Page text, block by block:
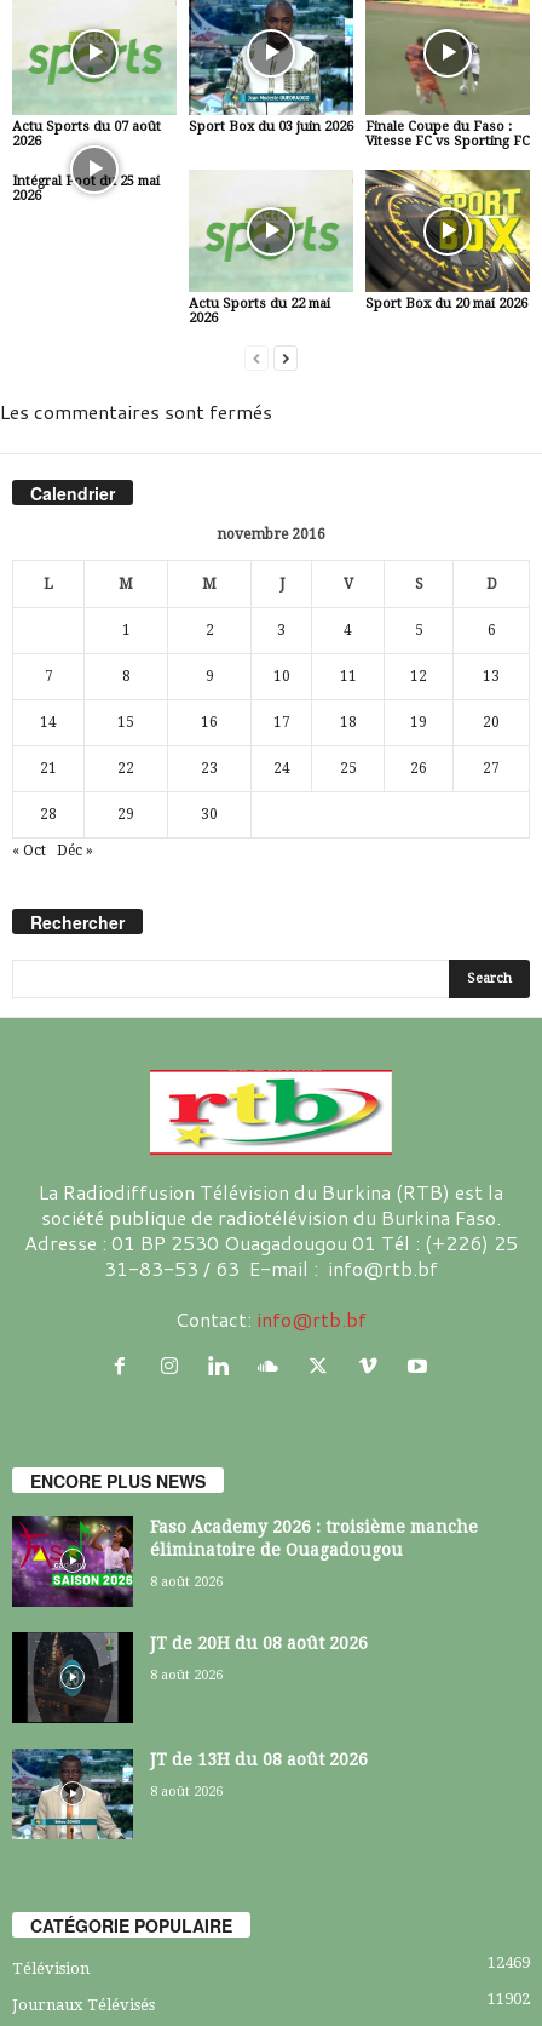
Actu Sports du 07 août
2026
Sport Box du 03 juin 2026
Finale Coupe du Faso :
Vitesse FC vs Sporting FC
Intégral Foot du 25 mai
2026
Actu Sports du 22 mai
2026
Sport Box du 20 mai 2026
Les commentaires sont fermés
Calendrier
novembre 2016
L M M J V S D
1 2 3 4 5 6
7 8 9 10 11 12 13
14 15 16 17 18 19 20
21 22 23 24 25 26 27
28 29 30
« Oct Déc »
Rechercher
La Radiodiffusion Télévision du Burkina (RTB) est la
société publique de radiotélévision du Burkina Faso.
Adresse : 01 BP 2530 Ouagadougou 01 Tél : (+226) 25
31-83-53 / 63 E-mail : info@rtb.bf
Contact: info@rtb.bf
ENCORE PLUS NEWS
Faso Academy 2026 : troisième manche
éliminatoire de Ouagadougou
8 août 2026
JT de 20H du 08 août 2026
8 août 2026
JT de 13H du 08 août 2026
8 août 2026
CATÉGORIE POPULAIRE
Télévision 12469
Journaux Télévisés 11902